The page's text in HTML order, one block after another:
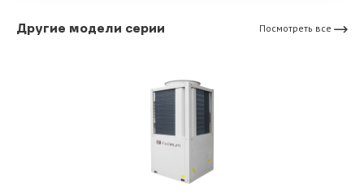
Другие модели серии Посмотреть все